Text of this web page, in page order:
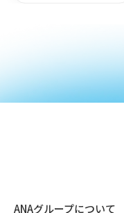
ANAグループについて